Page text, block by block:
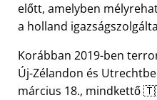
előtt, amelyben
a holland
Korábban 2019-ben
Új-Zélandon és
március 18., mindkettő